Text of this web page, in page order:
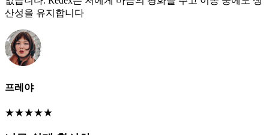
산성을 유지합니다
프레야
★★★★★